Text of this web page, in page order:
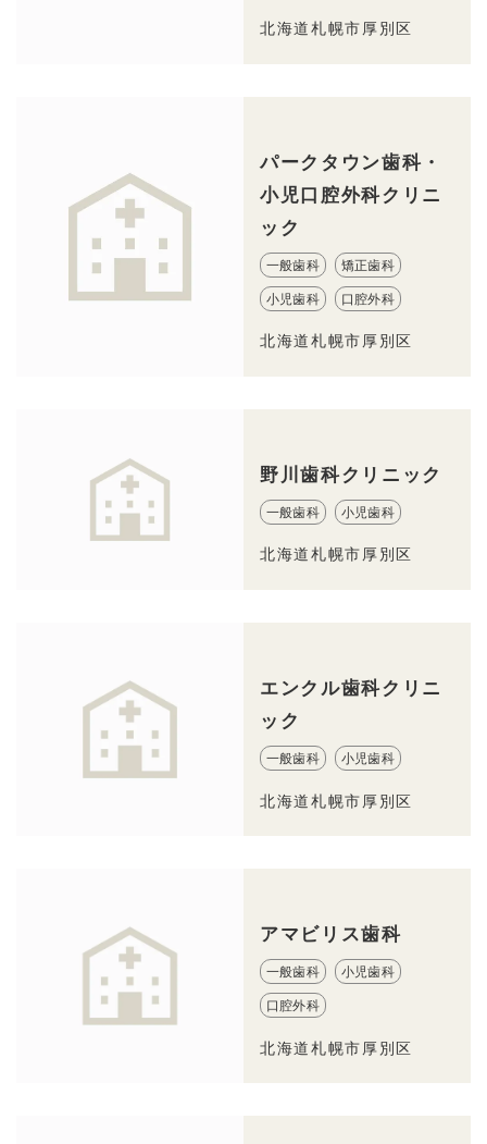
北海道札幌市厚別区
パークタウン歯科・
小児口腔外科クリニ
ック
一般歯科 矯正歯科
小児歯科 口腔外科
北海道札幌市厚別区
野川歯科クリニック
一般歯科 小児歯科
北海道札幌市厚別区
エンクル歯科クリニ
ック
一般歯科 小児歯科
北海道札幌市厚別区
アマビリス歯科
一般歯科 小児歯科
口腔外科
北海道札幌市厚別区